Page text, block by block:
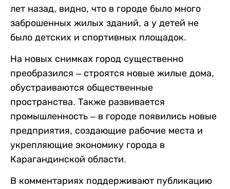
лет назад, видно, что в городе было много
заброшенных жилых зданий, а у детей не
было детских и спортивных площадок.
На новых снимках город существенно
преобразился – строятся новые жилые дома,
обустраиваются общественные
пространства. Также развивается
промышленность – в городе появились новые
предприятия, создающие рабочие места и
укрепляющие экономику города в
Карагандинской области.
В комментариях поддерживают публикацию